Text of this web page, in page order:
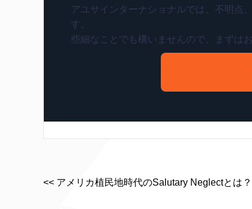
アユサインターナショナルでは、不明点
す。
些細なことでも構いませんので、まずは
<< アメリカ植民地時代のSalutary Neglectとは